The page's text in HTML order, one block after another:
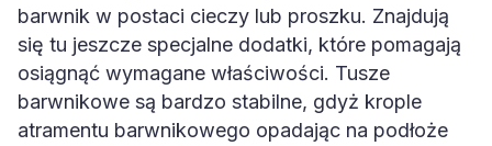
barwnik w postaci cieczy lub proszku. Znajdują
się tu jeszcze specjalne dodatki, które pomagają
osiągnąć wymagane właściwości. Tusze
barwnikowe są bardzo stabilne, gdyż krople
atramentu barwnikowego opadając na podłoże